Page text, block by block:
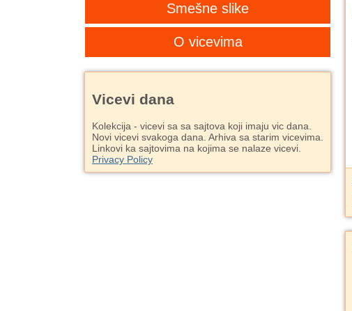
Smešne slike
O vicevima
Vicevi dana
Kolekcija - vicevi sa sa sajtova koji imaju vic dana.
Novi vicevi svakoga dana. Arhiva sa starim vicevima.
Linkovi ka sajtovima na kojima se nalaze vicevi.
Privacy Policy